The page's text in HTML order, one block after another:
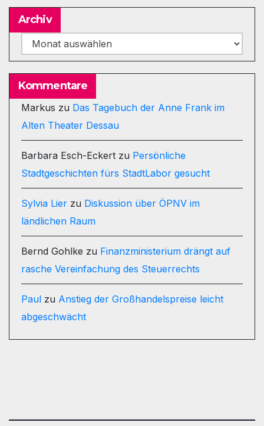
Archiv
Archiv
Kommentare
Markus zu Das Tagebuch der Anne Frank im
Alten Theater Dessau
Barbara Esch-Eckert zu Persönliche
Stadtgeschichten fürs StadtLabor gesucht
Sylvia Lier zu Diskussion über ÖPNV im
ländlichen Raum
Bernd Gohlke zu Finanzministerium drängt auf
rasche Vereinfachung des Steuerrechts
Paul zu Anstieg der Großhandelspreise leicht
abgeschwächt